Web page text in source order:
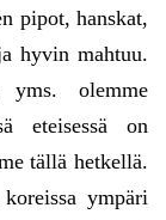
pipot, hanskat,
hyvin mahtuu.
yms. olemme
eteisessä on
tällä hetkellä.
ympäri